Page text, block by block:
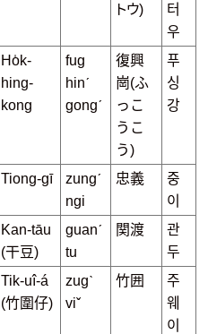
トウ)
터
우
Ho̍k-
hing-
kong
fug
hinˊ
gongˊ
復興
崗(ふ
っこ
うこ
う)
푸
싱
강
Tiong-gī
zungˊ
ngi
忠義
중
이
Kan-tāu
(干豆)
guanˊ
tu
関渡
관
두
Tik-uî-á
(竹圍仔)
zugˋ
viˇ
竹囲
주
웨
이